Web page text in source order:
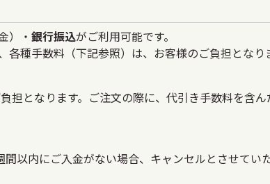
）・ 銀行振込がご利用可能です。
各種手数料（下記参照）は、お客様のご負担となり
担となります。ご注文の際に、代引き手数料を含
以内にご入金がない場合、キャンセルとさせてい